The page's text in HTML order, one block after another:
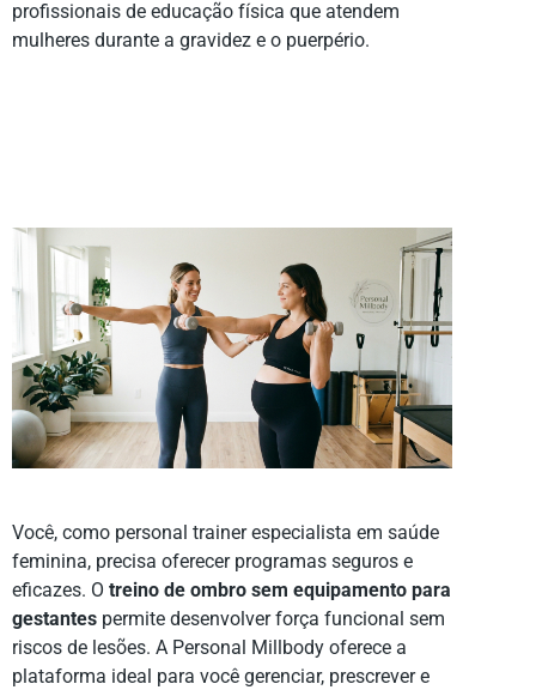
profissionais de educação física que atendem
mulheres durante a gravidez e o puerpério.
Você, como personal trainer especialista em saúde
feminina, precisa oferecer programas seguros e
eficazes. O treino de ombro sem equipamento para
gestantes permite desenvolver força funcional sem
riscos de lesões. A Personal Millbody oferece a
plataforma ideal para você gerenciar, prescrever e